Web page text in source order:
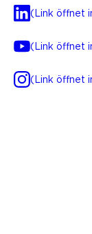
(Link öffnet
(Link öffnet
(Link öffnet